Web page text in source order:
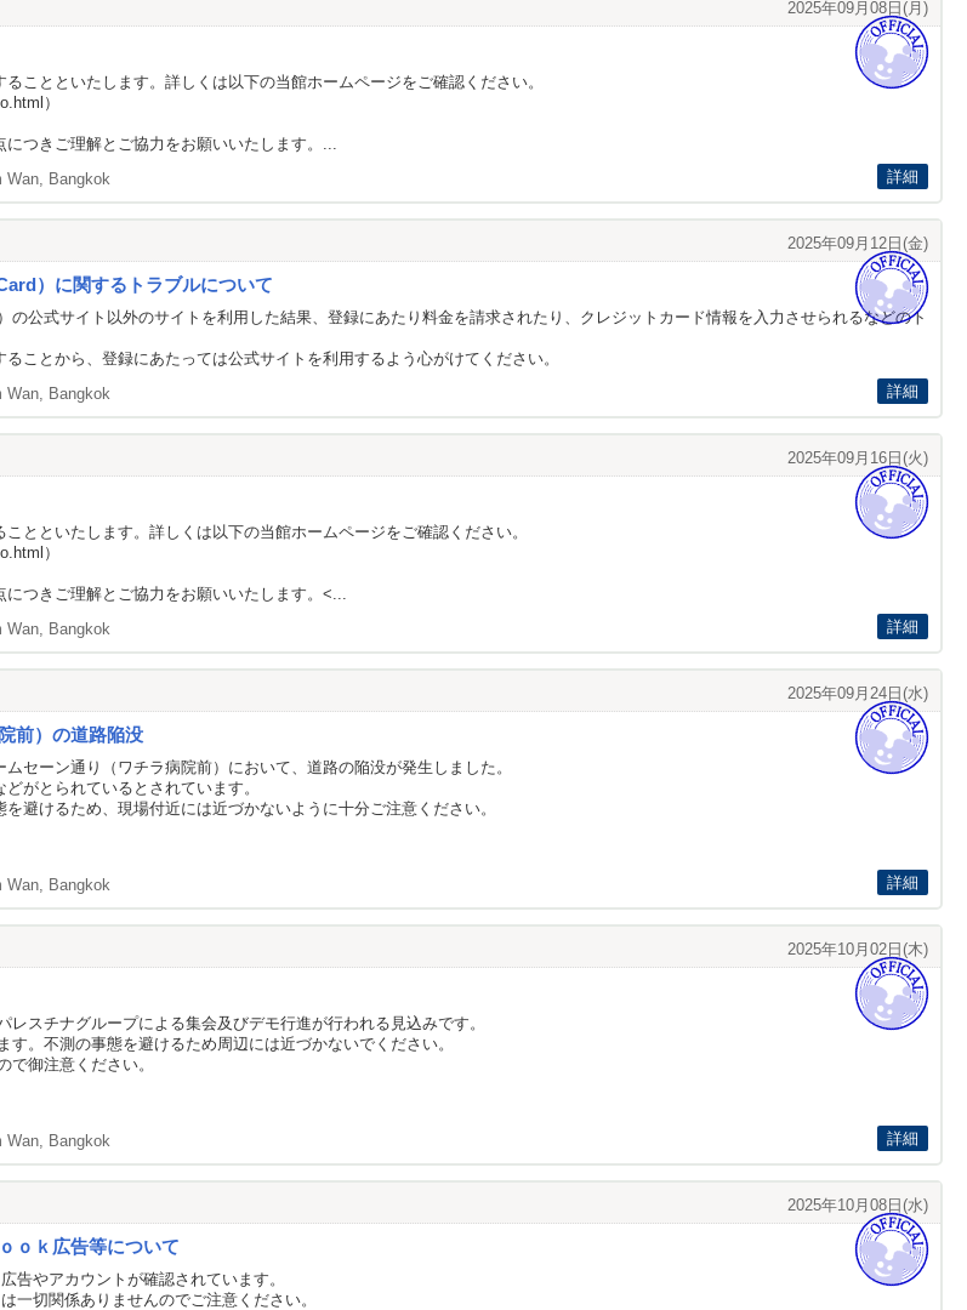
2025年09月08日(月)
ことといたします。詳しくは以下の当館ホームページをご確認ください。
）
つきご理解とご協力をお願いいたします。...
Wan, Bangkok 詳細
2025年09月12日(金)
）に関するトラブルについて
の公式サイト以外のサイトを利用した結果、登録にあたり料金を請求されたり、クレジットカード情報を入力させられるなどのト
ことから、登録にあたっては公式サイトを利用するよう心がけてください。
Wan, Bangkok 詳細
2025年09月16日(火)
とといたします。詳しくは以下の当館ホームページをご確認ください。
）
つきご理解とご協力をお願いいたします。<...
Wan, Bangkok 詳細
2025年09月24日(水)
前）の道路陥没
セーン通り（ワチラ病院前）において、道路の陥没が発生しました。
がとられているとされています。
避けるため、現場付近には近づかないように十分ご注意ください。
Wan, Bangkok 詳細
2025年10月02日(木)
スチナグループによる集会及びデモ行進が行われる見込みです。
。不測の事態を避けるため周辺には近づかないでください。
で御注意ください。
Wan, Bangkok 詳細
2025年10月08日(水)
ｏｋ広告等について
告やアカウントが確認されています。
一切関係ありませんのでご注意ください。